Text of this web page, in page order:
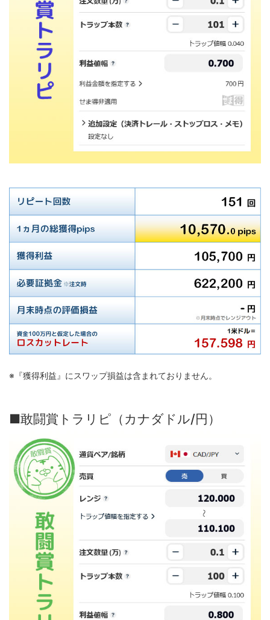
※『獲得利益』にスワップ損益は含まれておりません。
■敢闘賞トラリピ（カナダドル/円）